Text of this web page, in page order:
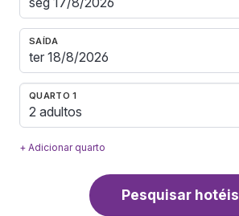
SAÍDA
QUARTO 1
2 adultos
+ Adicionar quarto
Pesquisar hotéis